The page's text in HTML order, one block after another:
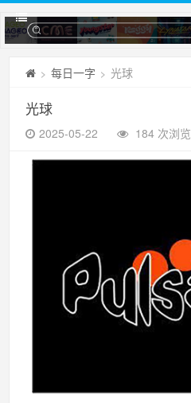
> 每日一字 > 光球
光球
2025-05-22 184 次浏览